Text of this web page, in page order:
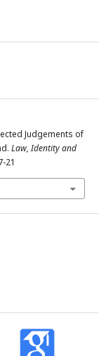
Judgements of
Law, Identity and
21